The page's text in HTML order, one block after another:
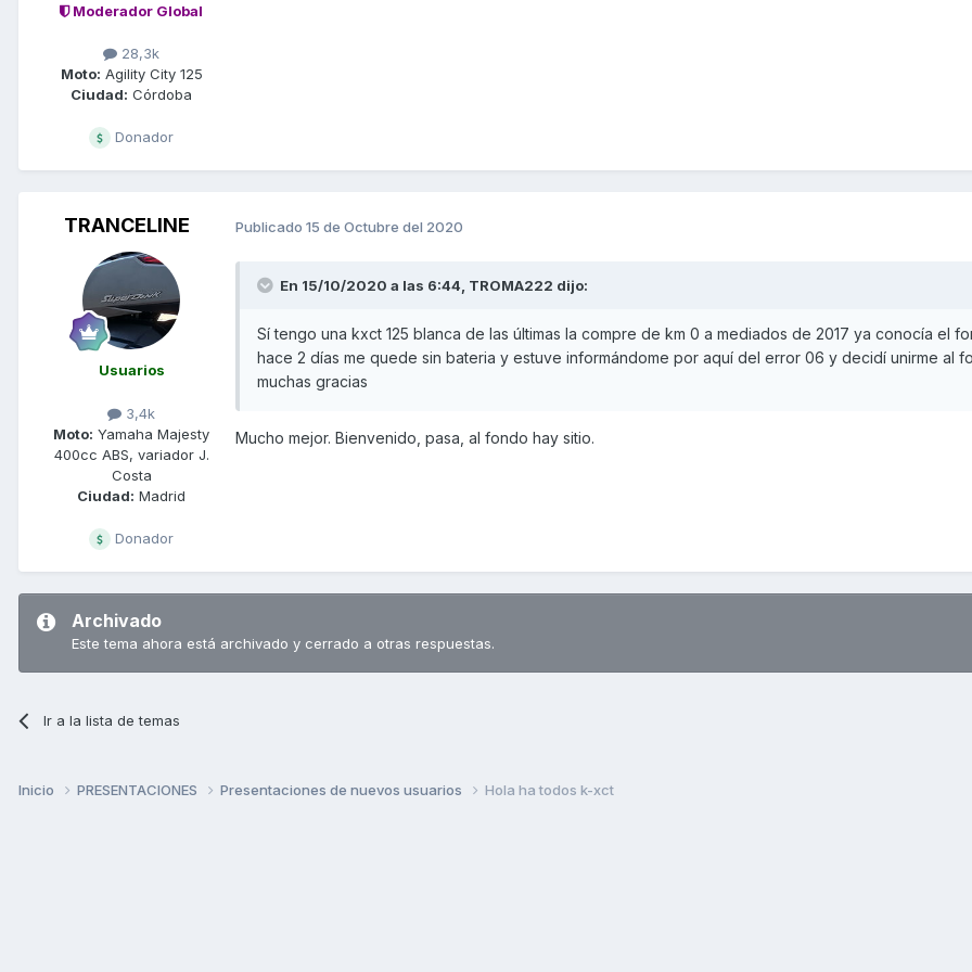
Moderador Global
28,3k
Moto: Agility City 125
Ciudad: Córdoba
Donador
TRANCELINE
Usuarios
3,4k
Moto: Yamaha Majesty
400cc ABS, variador J.
Costa
Ciudad: Madrid
Donador
Publicado 15 de Octubre del 2020
En 15/10/2020 a las 6:44, TROMA222 dijo:
Sí tengo una kxct 125 blanca de las últimas la compre de km 0 a mediados de 2017 ya conocía el
hace 2 días me quede sin bateria y estuve informándome por aquí del error 06 y decidí unirme al
muchas gracias
Mucho mejor. Bienvenido, pasa, al fondo hay sitio.
Archivado
Este tema ahora está archivado y cerrado a otras respuestas.
Ir a la lista de temas
Inicio PRESENTACIONES Presentaciones de nuevos usuarios Hola ha todos k-xct